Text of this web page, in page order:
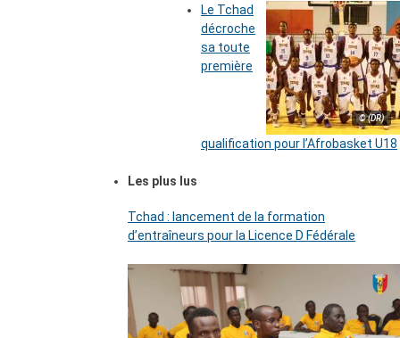
© (DR)
Le Tchad
décroche
sa toute
première
qualification pour l’Afrobasket U18
Les plus lus
Tchad : lancement de la formation
d’entraîneurs pour la Licence D Fédérale